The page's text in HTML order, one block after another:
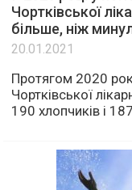
Чортківської
більше, ніж
20.01.2021
Протягом 2020
Чортківської
190 хлопчиків і